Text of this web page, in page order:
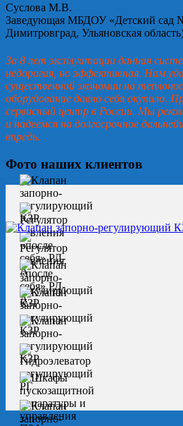
Суслова М.В.
Заведующая МБДОУ «Детский сад
Димитровград, Ульяновская
За 8 лет эксплуатации данная
недорогая, но эффективная. Нам
существенной экономии на
оборудование давно себя окупило.
сервисный центр в России. Мы
и надеемся на долгосрочное
впредь.
Фото наших клиентов